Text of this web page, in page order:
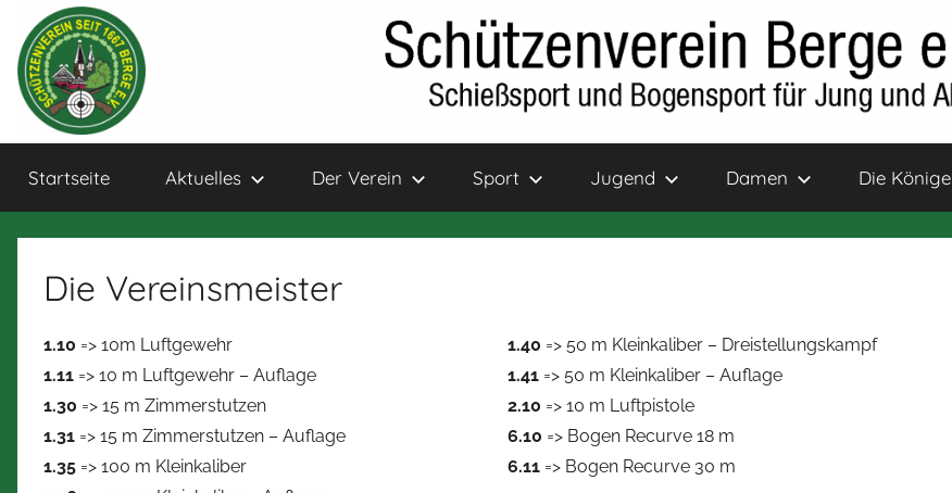
Inhalt
springen
Schützenverein
Berge
und
Bogensport
für
Startseite Aktuelles Der Verein Sport Jugend Damen Die Könige
Die Vereinsmeister
1.10 => 10m Luftgewehr
1.11 => 10 m Luftgewehr – Auflage
1.30 => 15 m Zimmerstutzen
1.31 => 15 m Zimmerstutzen – Auflage
1.35 => 100 m Kleinkaliber
1.40 => 50 m Kleinkaliber – Dreistellungskampf
1.41=> 50 m Kleinkaliber – Auflage
2.10 => 10 m Luftpistole
6.10 => Bogen Recurve 18 m
6.11=> Bogen Recurve 30 m